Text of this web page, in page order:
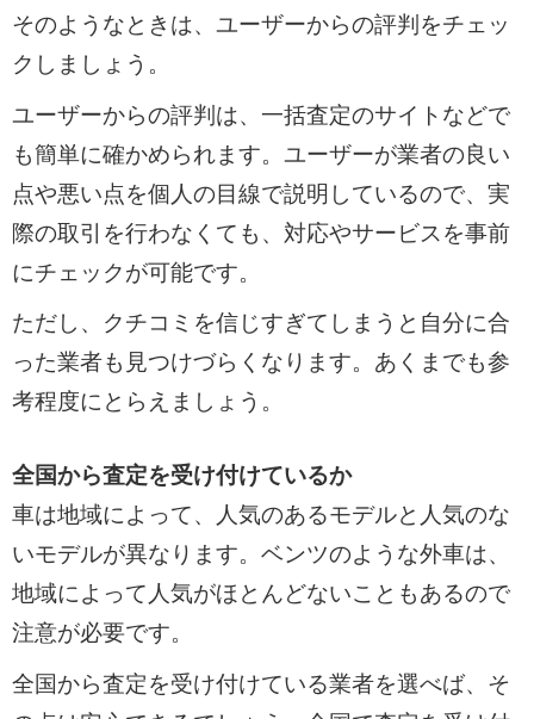
そのようなときは、ユーザーからの評判をチェッ
クしましょう。
ユーザーからの評判は、一括査定のサイトなどで
も簡単に確かめられます。ユーザーが業者の良い
点や悪い点を個人の目線で説明しているので、実
際の取引を行わなくても、対応やサービスを事前
にチェックが可能です。
ただし、クチコミを信じすぎてしまうと自分に合
った業者も見つけづらくなります。あくまでも参
考程度にとらえましょう。
全国から査定を受け付けているか
車は地域によって、人気のあるモデルと人気のな
いモデルが異なります。ベンツのような外車は、
地域によって人気がほとんどないこともあるので
注意が必要です。
全国から査定を受け付けている業者を選べば、そ